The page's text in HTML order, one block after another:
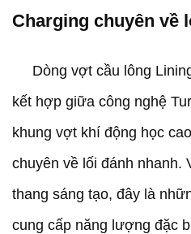
Charging chuyên về
Dòng vợt cầu lông
kết hợp giữa công nghệ
khung vợt khí động học
chuyên về lối đánh nhanh.
thang sáng tạo, đây là
cung cấp năng lượng đặc